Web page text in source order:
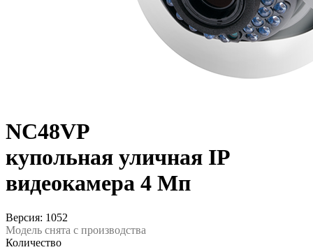
NC48VP
купольная уличная IP
видеокамера 4 Мп
Версия: 1052
Модель снята с производства
Количество